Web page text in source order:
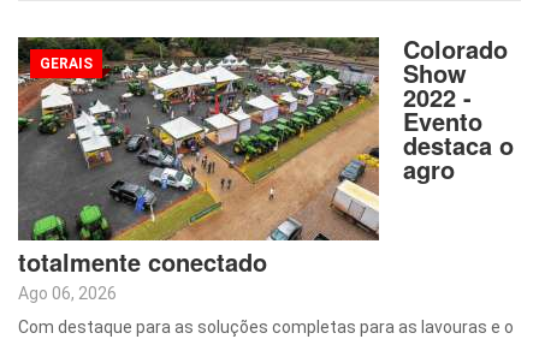
GERAIS Colorado
Show
2022 -
Evento
destaca o
agro
totalmente conectado
Ago 06, 2026
Com destaque para as soluções completas para as lavouras e o